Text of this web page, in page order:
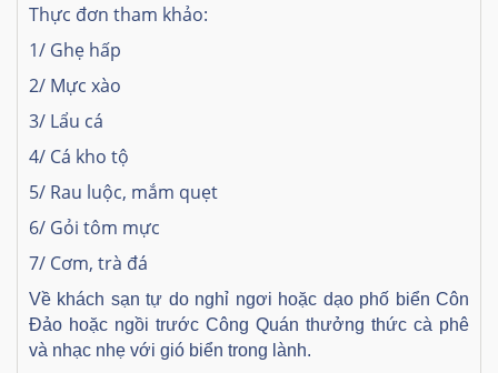
Thực đơn tham khảo:
1/ Ghẹ hấp
2/ Mực xào
3/ Lẩu cá
4/ Cá kho tộ
5/ Rau luộc, mắm quẹt
6/ Gỏi tôm mực
7/ Cơm, trà đá
Về khách sạn tự do nghỉ ngơi hoặc dạo phố biển Côn
Đảo hoặc ngồi trước Công Quán thưởng thức cà phê
và nhạc nhẹ với gió biển trong lành.